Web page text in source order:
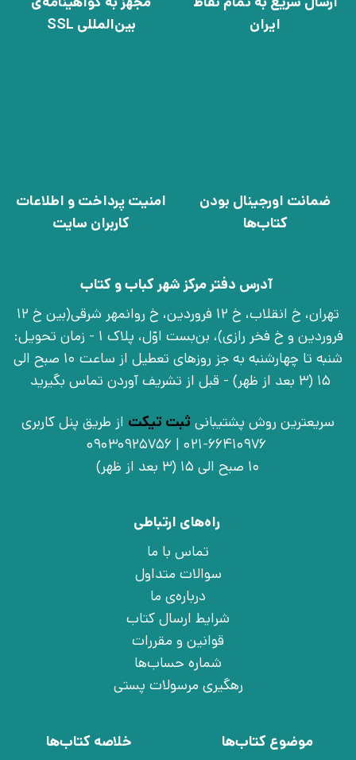
ایران
بین‌المللی SSL
ضمانت اورجینال بودن
کتاب‌ها
امنیت پرداخت و اطلاعات
کاربران سایت
آدرس دفتر مرکز شهر کباب و کتاب
تهران، خ انقلاب، خ 12 فروردین، خ روانمهر شرقی(بین خ 12
فروردین و خ فخر رازی)، بن‌بست اوّل، پلاک 1 - زمان تحویل:
شنبه تا چهارشنبه به جز روزهای تعطیل از ساعت 10 صبح الی
15 (3 بعد از ظهر) - قبل از تشریف آوردن تماس بگیرید
سریعترین روش پشتیبانی ثبت تیکت از طریق پنل کاربری
021-66410976 | 09030925756
10 صبح الی 15 (3 بعد از ظهر)
راه‌های ارتباطی
تماس با ما
سوالات متداول
درباره‌ی ما
شرایط ارسال کتاب
قوانین و مقررات
شماره حساب‌ها
رهگیری مرسولات پستی
موضوع کتاب‌ها
خلاصه کتاب‌ها